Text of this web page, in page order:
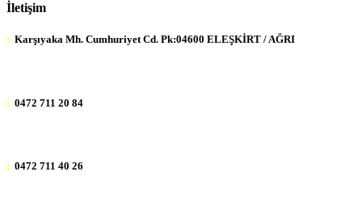
İletişim
: Karşıyaka Mh. Cumhuriyet Cd. Pk:04600 ELEŞKİRT / AĞRI
: 0472 711 20 84
: 0472 711 40 26